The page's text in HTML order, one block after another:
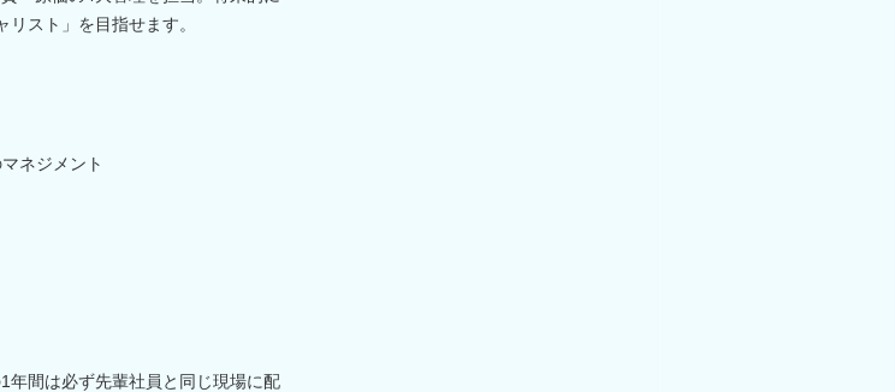
スト」を目指せます。
ネジメント
年間は必ず先輩社員と同じ現場に配